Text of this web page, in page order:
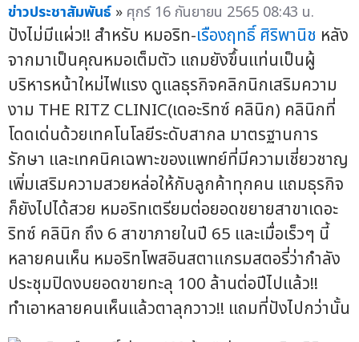
ข่าวประชาสัมพันธ์ » ศุกร์ 16 กันยายน 2565 08:43 น.
ปังไม่มีแผ่ว!! สำหรับ หมอริท-เรืองฤทธิ์ ศิริพานิช หลัง
จากมาเป็นคุณหมอเต็มตัว แถมยังขึ้นแท่นเป็นผู้
บริหารหน้าใหม่ไฟแรง ดูแลธุรกิจคลิกนิกเสริมความ
งาม THE RITZ CLINIC(เดอะริทซ์ คลินิก) คลินิกที่
โดดเด่นด้วยเทคโนโลยีระดับสากล มาตรฐานการ
รักษา และเทคนิคเฉพาะของแพทย์ที่มีความเชี่ยวชาญ
เพิ่มเสริมความสวยหล่อให้กับลูกค้าทุกคน แถมธุรกิจ
ก็ยังไปได้สวย หมอริทเตรียมต่อยอดขยายสาขาเดอะ
ริทซ์ คลินิก ถึง 6 สาขาภายในปี 65 และเมื่อเร็วๆ นี้
หลายคนเห็น หมอริทโพสอินสตาแกรมสตอรี่ว่ากำลัง
ประชุมปิดงบยอดขายทะลุ 100 ล้านต่อปีไปแล้ว!!
ทำเอาหลายคนเห็นแล้วตาลุกวาว!! แถมที่ปังไปกว่านั้น